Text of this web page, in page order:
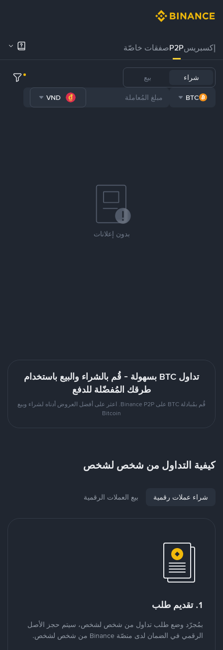
إكسبريسP2Pصفقات خاصّة
شراء بيع
BTC
VND
بدون إعلانات
تداول BTC بسهولة - قُم بالشراء والبيع باستخدام
طرقك المُفضّلة للدفع
قُم بمُبادلة BTC على Binance P2P. اعثر على أفضل العروض أدناه لشراء وبيع
Bitcoin
كيفية التداول من شخص لشخص
شراء عملات رقمية بيع العملات الرقمية
1. تقديم طلب
بمُجرّد وضع طلب تداول من شخص لشخص، سيتم حجز الأصل
الرقمي في الضمان لدى منصّة Binance من شخص لشخص.